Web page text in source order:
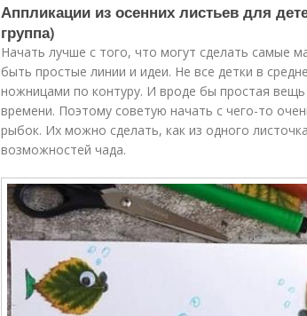
Аппликации из осенних листьев для
группа)
Начать лучше с того, что могут сделать самые
быть простые линии и идеи. Не все детки в
ножницами по контуру. И вроде бы простая
времени. Поэтому советую начать с чего-то
рыбок. Их можно сделать, как из одного
возможностей чада.